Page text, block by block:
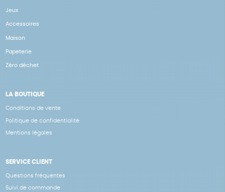
Jeux
Accessoires
Maison
Papeterie
Zéro déchet
LA BOUTIQUE
Conditions de vente
Politique de confidentialité
Mentions légales
SERVICE CLIENT
Questions fréquentes
Suivi de commande